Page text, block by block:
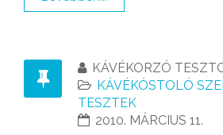
KÁVÉKORZÓ
KÁVÉKÓSTOLÓ
TESZTEK
2010. MÁRCIUS 11.